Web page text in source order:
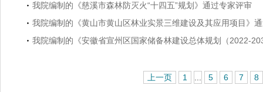
我院编制的《慈溪市森林防灭火“十四五”规划》通过专家评审
我院编制的《黄山市黄山区林业实景三维建设及其应用项目》
我院编制的《安徽省宣州区国家储备林建设总体规划（2022-
上一页 1 ... 5 6 7 8